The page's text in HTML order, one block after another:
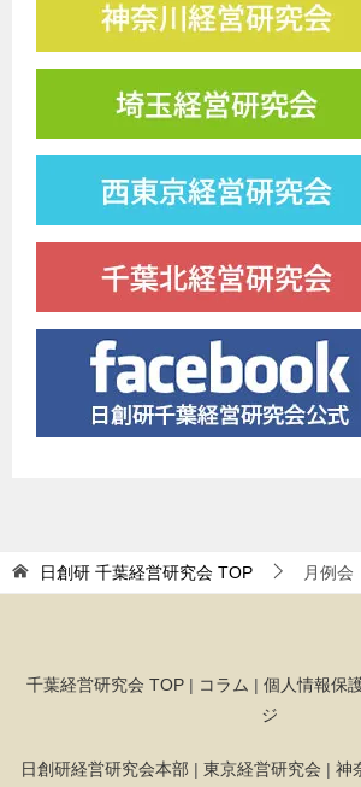
日創研 千葉経営研究会 TOP 月例会
千葉経営研究会 TOP| コラム | 個人情報保
ジ
日創研経営研究会本部 | 東京経営研究会 | 神